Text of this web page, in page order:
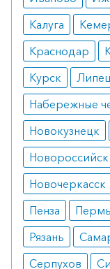
любому
тяжелые
Побочные
Микардис
пациентов,
возникать:
нарушения
повышение
Режим
Калуга
Краснодар
Курск
Набережные
Новокузнецк
Новороссийск
Новочеркасск
Пенза
Пермь
Рязань
Серпухов